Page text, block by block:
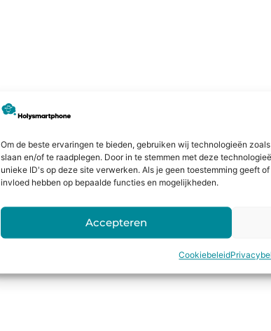
Om de beste ervaringen te bieden, gebruiken wij technologieën
slaan en/of te raadplegen. Door in te stemmen met deze
unieke ID's op deze site verwerken. Als je geen toestemming geeft
invloed hebben op bepaalde functies en mogelijkheden.
Accepteren
Cookiebeleid